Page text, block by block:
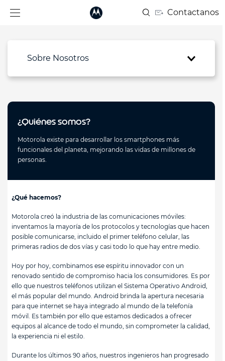
Contactanos
Sobre Nosotros
¿Quiénes somos?
Motorola existe para desarrollar los smartphones más
funcionales del planeta, mejorando las vidas de millones de
personas.
¿Qué hacemos?
Motorola creó la industria de las comunicaciones móviles:
inventamos la mayoría de los protocolos y tecnologías que hacen
posible comunicarse, incluido el primer teléfono celular, las
primeras radios de dos vías y casi todo lo que hay entre medio.
Hoy por hoy, combinamos ese espíritu innovador con un
renovado sentido de compromiso hacia los consumidores. Es por
ello que nuestros teléfonos utilizan el Sistema Operativo Android,
el más popular del mundo. Android brinda la apertura necesaria
para que internet se haya integrado al mundo de la telefonía
móvil. Es también por ello que estamos dedicados a ofrecer
equipos al alcance de todo el mundo, sin comprometer la calidad,
la experiencia ni el estilo.
Durante los últimos 90 años, nuestros ingenieros han progresado